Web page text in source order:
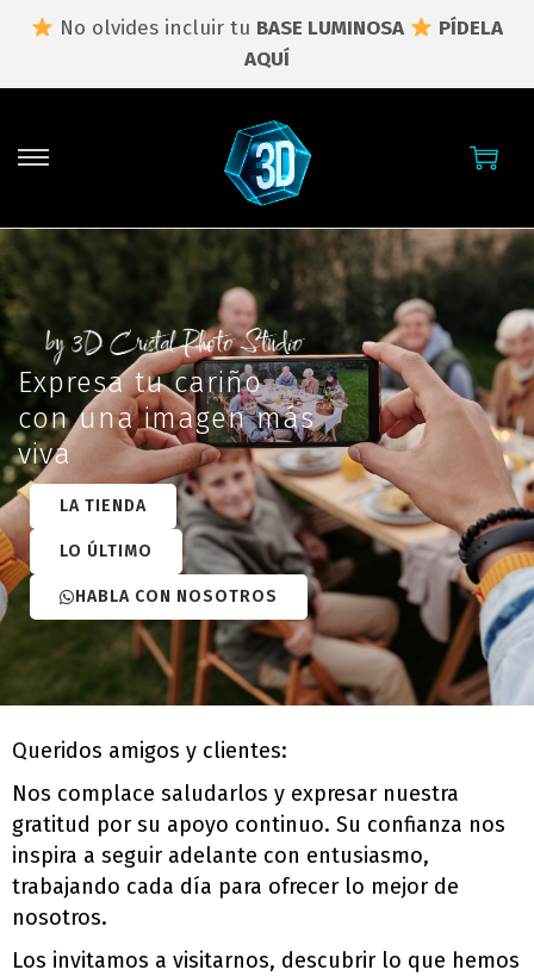
No olvides incluir tu BASE LUMINOSA
PÍDELA
AQUÍ
Expresa tu cariño
con una imagen más
viva
LA TIENDA
LO ÚLTIMO
HABLA CON NOSOTROS
Queridos amigos y clientes:
Nos complace saludarlos y expresar nuestra
gratitud por su apoyo continuo. Su confianza nos
inspira a seguir adelante con entusiasmo,
trabajando cada día para ofrecer lo mejor de
nosotros.
Los invitamos a visitarnos, descubrir lo que hemos